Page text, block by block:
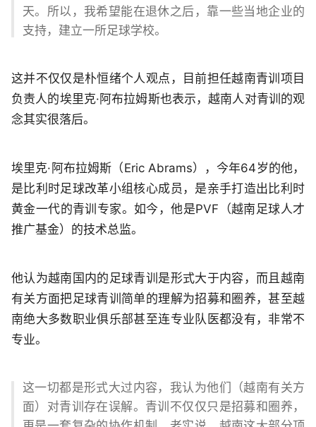
天。所以，我希望能在退休之后，靠一些当地企业的
支持，建立一所足球学校。
这并不仅仅是朴恒绪个人观点，目前担任越南青训项目
负责人的埃里克·阿布拉姆斯也表示，越南人对青训的观
念其实很落后。
埃里克·阿布拉姆斯（Eric Abrams），今年64岁的他，
是比利时足球改革小组核心成员，是亲手打造出比利时
黄金一代的青训专家。如今，他是PVF（越南足球人才
推广基金）的技术总监。
他认为越南国内的足球青训是形式大于内容，而且越南
有关方面把足球青训简单的理解为招募和圈养，甚至越
南绝大多数职业俱乐部甚至连专业队医都没有，非常不
专业。
这一切都是形式大过内容，我认为他们（越南有关方
面）对青训存在误解。青训不仅仅只是招募和圈养，